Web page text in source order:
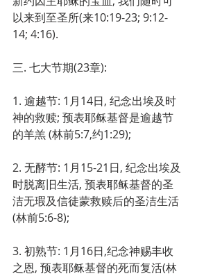
以来到至圣所(来10:19-23; 9:12-
14; 4:16).
三. 七大节期(23章):
1. 逾越节: 1月14日, 纪念出埃及时
神的救赎; 预表耶稣基督是逾越节
的羊羔 (林前5:7,约1:29);
2. 无酵节: 1月15-21日, 纪念出埃及
时脱离旧生活, 预表耶稣基督的圣
洁无瑕及信徒蒙救赎后的圣洁生活
(林前5:6-8);
3. 初熟节: 1月16日,纪念神赐丰收
之恩, 预表耶稣基督的死而复活(林